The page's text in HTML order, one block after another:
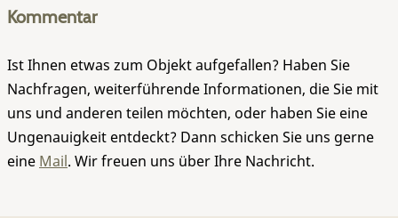
Kommentar
Ist Ihnen etwas zum Objekt aufgefallen? Haben Sie
Nachfragen, weiterführende Informationen, die Sie mit
uns und anderen teilen möchten, oder haben Sie eine
Ungenauigkeit entdeckt? Dann schicken Sie uns gerne
eine Mail. Wir freuen uns über Ihre Nachricht.